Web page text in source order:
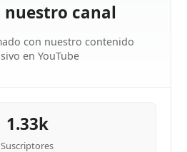
nuestro canal
con nuestro contenido
en YouTube
1.33k
Suscriptores